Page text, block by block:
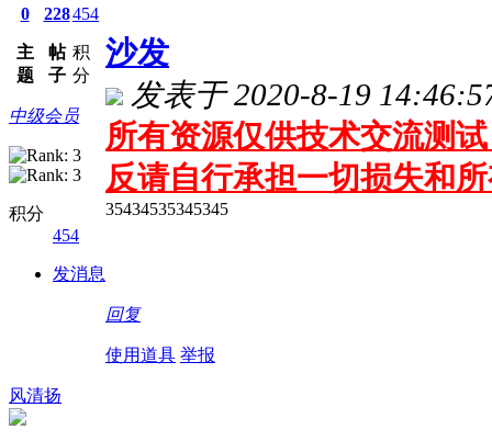
0
主
题
228
帖
子
454
积
分
中级会员
积分
454
发消息
沙发
发表于 2020-8-19
所有资源仅供技术交流测
反请自行承担一切损失和
35434535345345
回复
使用道具 举报
风清扬